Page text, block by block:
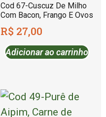
Cod 67-Cuscuz De Milho
Com Bacon, Frango E Ovos
R$ 27,00
Adicionar ao carrinho